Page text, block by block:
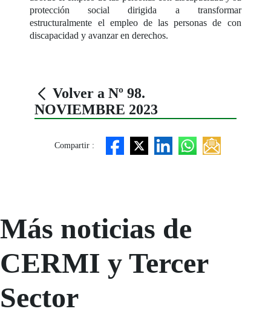
protección social dirigida a transformar
estructuralmente el empleo de las personas de con
discapacidad y avanzar en derechos.
Volver a Nº 98.
NOVIEMBRE 2023
Compartir :
Más noticias de
CERMI y Tercer
Sector